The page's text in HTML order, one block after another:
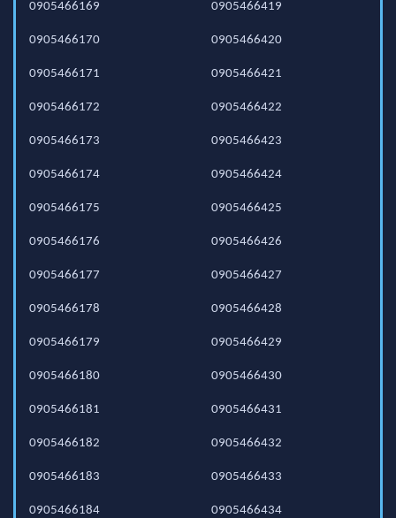
0905466169
0905466170
0905466171
0905466172
0905466173
0905466174
0905466175
0905466176
0905466177
0905466178
0905466179
0905466180
0905466181
0905466182
0905466183
0905466184
0905466419
0905466420
0905466421
0905466422
0905466423
0905466424
0905466425
0905466426
0905466427
0905466428
0905466429
0905466430
0905466431
0905466432
0905466433
0905466434